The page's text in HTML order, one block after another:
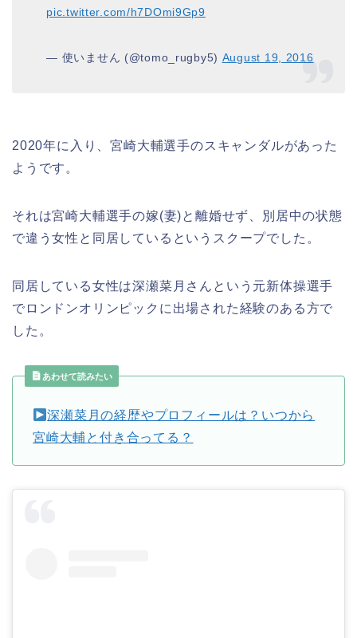
pic.twitter.com/h7DOmi9Gp9
— 使いません (@tomo_rugby5) August 19, 2016
2020年に入り、宮崎大輔選手のスキャンダルがあった
ようです。
それは宮崎大輔選手の嫁(妻)と離婚せず、別居中の状態
で違う女性と同居しているというスクープでした。
同居している女性は深瀬菜月さんという元新体操選手
でロンドンオリンピックに出場された経験のある方で
した。
あわせて読みたい
深瀬菜月の経歴やプロフィールは？いつから
宮崎大輔と付き合ってる？